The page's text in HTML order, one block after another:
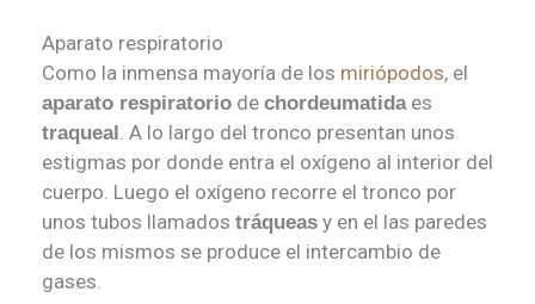
Aparato respiratorio
Como la inmensa mayoría de los miriópodos, el
aparato respiratorio de chordeumatidaes
traqueal . A lo largo del tronco presentan unos
estigmas por donde entra el oxígeno al interior del
cuerpo. Luego el oxígeno recorre el tronco por
unos tubos llamados tráqueas y en el las paredes
de los mismos se produce el intercambio de
gases.